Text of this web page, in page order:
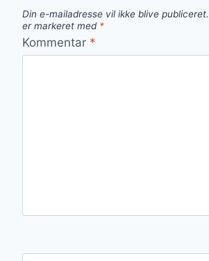
Din e-mailadresse vil ikke blive publiceret.
er markeret med *
Kommentar *